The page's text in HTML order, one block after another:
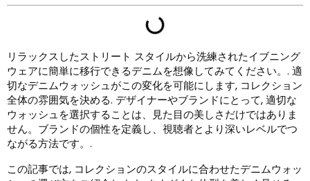
リラックスしたストリート スタイルから洗練されたイブニング
ウェアに簡単に移行できるデニムを想像してみてください。. 適
切なデニムウォッシュがこの変化を可能にします, コレクション
全体の雰囲気を決める. デザイナーやブランドにとって, 適切な
ウォッシュを選択することは、見た目の美しさだけではありま
せん。ブランドの個性を定義し、視聴者とより深いレベルでつ
ながる方法です。.
この記事では, コレクションのスタイルに合わせたデニムウォッ